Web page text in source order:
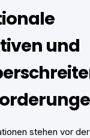
und
stehen vor der